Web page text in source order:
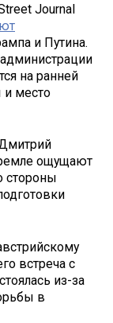
Journal
и Путина.
на ранней
и место
ощущают
стороны
встреча с
из-за
в